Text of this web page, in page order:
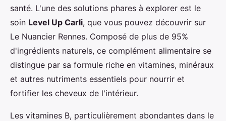
santé. L'une des solutions phares à explorer est le
soin Level Up Carli, que vous pouvez découvrir sur
Le Nuancier Rennes. Composé de plus de 95%
d'ingrédients naturels, ce complément alimentaire se
distingue par sa formule riche en vitamines, minéraux
et autres nutriments essentiels pour nourrir et
fortifier les cheveux de l'intérieur.
Les vitamines B, particulièrement abondantes dans le